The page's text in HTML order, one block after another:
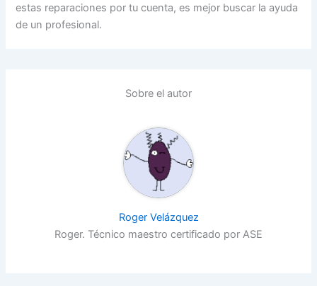
estas reparaciones por tu cuenta, es mejor buscar la ayuda
de un profesional.
Sobre el autor
Roger Velázquez
Roger. Técnico maestro certificado por ASE